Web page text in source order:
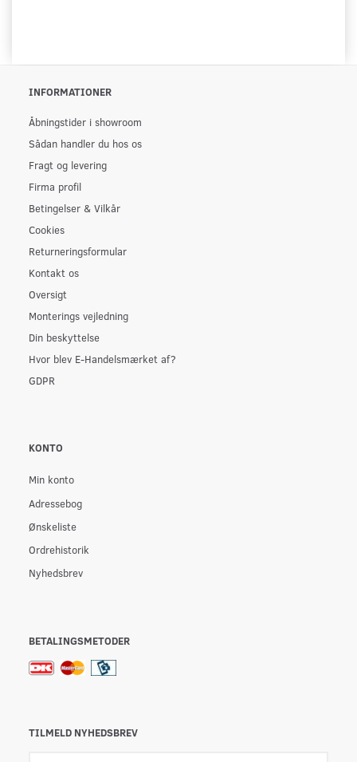
INFORMATIONER
Åbningstider i showroom
Sådan handler du hos os
Fragt og levering
Firma profil
Betingelser & Vilkår
Cookies
Returneringsformular
Kontakt os
Oversigt
Monterings vejledning
Din beskyttelse
Hvor blev E-Handelsmærket af?
GDPR
KONTO
Min konto
Adressebog
Ønskeliste
Ordrehistorik
Nyhedsbrev
BETALINGSMETODER
TILMELD NYHEDSBREV